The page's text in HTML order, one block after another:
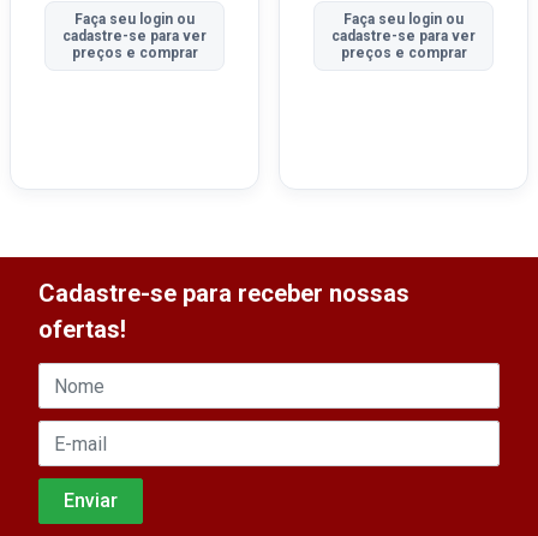
Faça seu login ou
cadastre-se para ver
preços e comprar
Faça seu login ou
cadastre-se para ver
preços e comprar
Cadastre-se para receber nossas
ofertas!